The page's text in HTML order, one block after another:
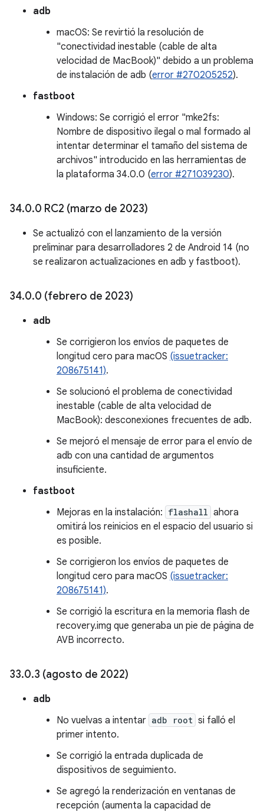
adb
macOS: Se revirtió la resolución de
"conectividad inestable (cable de alta
velocidad de MacBook)" debido a un problema
de instalación de adb (error #270205252).
fastboot
Windows: Se corrigió el error "mke2fs:
Nombre de dispositivo ilegal o mal formado al
intentar determinar el tamaño del sistema de
archivos" introducido en las herramientas de
la plataforma 34.0.0 (error #271039230).
34.0.0 RC2 (marzo de 2023)
Se actualizó con el lanzamiento de la versión
preliminar para desarrolladores 2 de Android 14 (no
se realizaron actualizaciones en adb y fastboot).
34.0.0 (febrero de 2023)
adb
Se corrigieron los envíos de paquetes de
longitud cero para macOS (issuetracker:
208675141).
Se solucionó el problema de conectividad
inestable (cable de alta velocidad de
MacBook): desconexiones frecuentes de adb.
Se mejoró el mensaje de error para el envío de
adb con una cantidad de argumentos
insuficiente.
fastboot
Mejoras en la instalación: flashall ahora
omitirá los reinicios en el espacio del usuario si
es posible.
Se corrigieron los envíos de paquetes de
longitud cero para macOS (issuetracker:
208675141).
Se corrigió la escritura en la memoria flash de
recovery.img que generaba un pie de página de
AVB incorrecto.
33.0.3 (agosto de 2022)
adb
No vuelvas a intentar adb root si falló el
primer intento.
Se corrigió la entrada duplicada de
dispositivos de seguimiento.
Se agregó la renderización en ventanas de
recepción (aumenta la capacidad de